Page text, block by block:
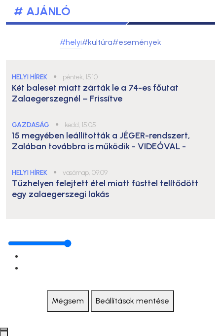
# AJÁNLÓ
#helyi#kultúra#események
HELYI HÍREK ● péntek, 15:10
Két baleset miatt zárták le a 74-es főutat
Zalaegerszegnél – Frissítve
GAZDASÁG ● kedd, 15:05
15 megyében leállították a JÉGER-rendszert,
Zalában továbbra is működik - VIDEÓVAL -
HELYI HÍREK ● vasárnap, 09:09
Tűzhelyen felejtett étel miatt füsttel telítődött
egy zalaegerszegi lakás
Mégsem Beállítások mentése